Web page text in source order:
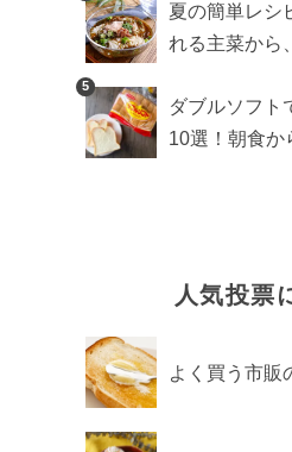
夏の簡単レシ
れる主菜から
5
ダブルソフト
10選！朝食か
人気投票
よく買う市販